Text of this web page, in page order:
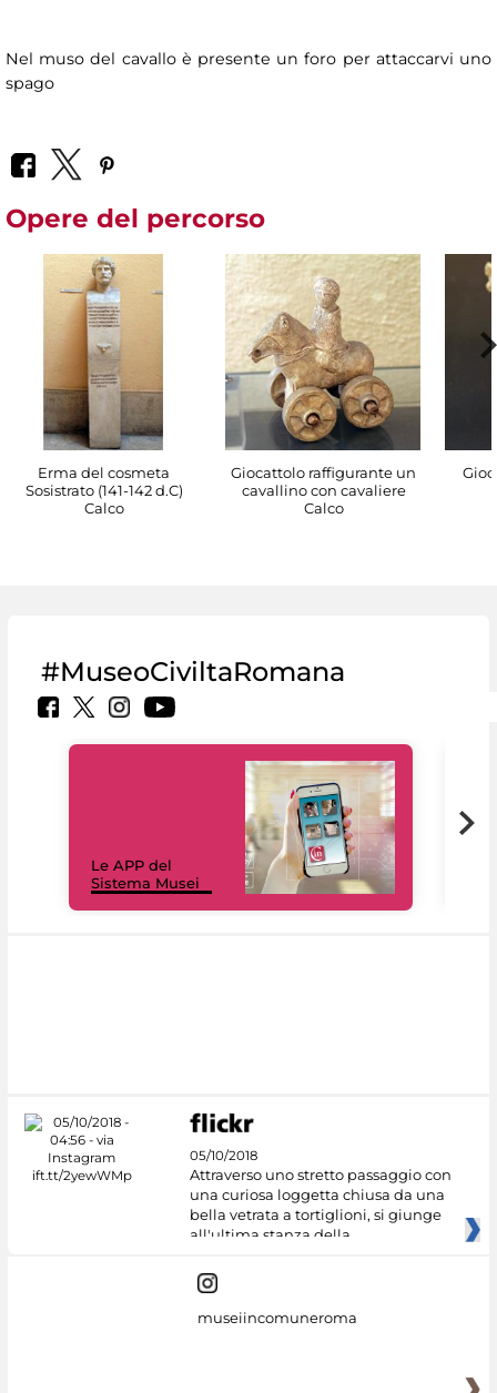
Nel muso del cavallo è presente un foro per attaccarvi uno
spago
Opere del percorso
Erma del cosmeta
Sosistrato (141-142 d.C)
Calco
Giocattolo raffigurante un
cavallino con cavaliere
Calco
#MuseoCiviltaRomana
Le APP del
Sistema Musei
05/10/2018
Attraverso uno stretto passaggio con
una curiosa loggetta chiusa da una
bella vetrata a tortiglioni, si giunge
all'ultima stanza della
museiincomuneroma